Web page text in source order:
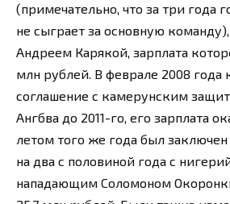
(примечательно, что за три года
не сыграет за основную
Андреем Карякой, зарплата
млн рублей. В феврале 2008 года
соглашение с камерунским
Ангбва до 2011-го, его зарплата
летом того же года был
на два с половиной года с
нападающим Соломоном